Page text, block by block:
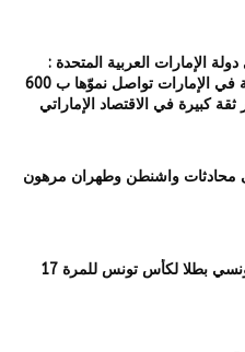
الإمارات العربية المتحدة :
الاستثمارات الإيطالية في الإمارات تواصل نموّها ب 600
كبيرة في الاقتصاد الإماراتي
محادثات واشنطن وطهران مرهون
الترجي الرياضي التونسي بطلا لكأس تونس للمرة 17